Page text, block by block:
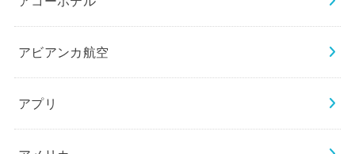
アビアンカ航空
アプリ